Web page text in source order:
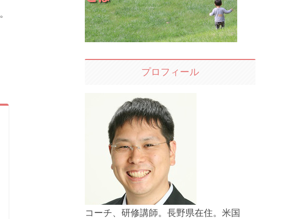
プロフィール
コーチ、研修講師。長野県在住。米国